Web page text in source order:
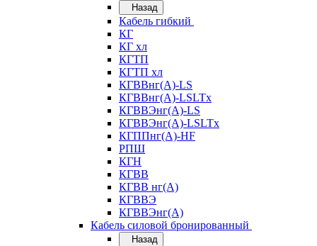
Назад
Кабель гибкий
КГ
КГ хл
КГТП
КГТП хл
КГВВнг(А)-LS
КГВВнг(А)-LSLTx
КГВВЭнг(А)-LS
КГВВЭнг(А)-LSLTx
КГППнг(А)-HF
РПШ
КГН
КГВВ
КГВВ нг(А)
КГВВЭ
КГВВЭнг(А)
Кабель силовой бронированный
Назад